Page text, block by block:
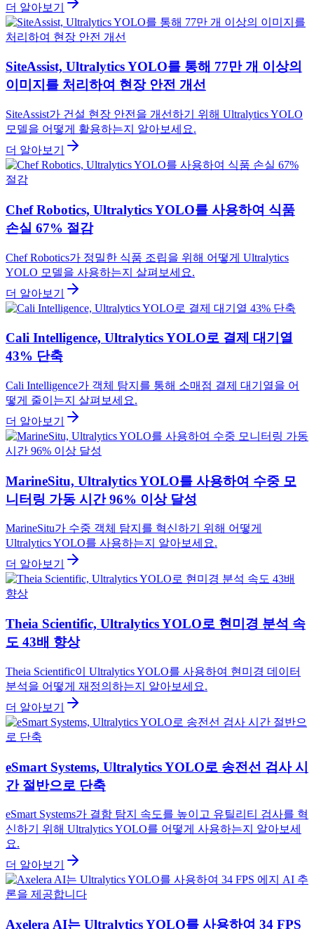
더 알아보기
SiteAssist, Ultralytics YOLO를 통해 77만 개 이상의
이미지를 처리하여 현장 안전 개선
SiteAssist가 건설 현장 안전을 개선하기 위해 Ultralytics YOLO
모델을 어떻게 활용하는지 알아보세요.
더 알아보기
Chef Robotics, Ultralytics YOLO를 사용하여 식품
손실 67% 절감
Chef Robotics가 정밀한 식품 조립을 위해 어떻게 Ultralytics
YOLO 모델을 사용하는지 살펴보세요.
더 알아보기
Cali Intelligence, Ultralytics YOLO로 결제 대기열
43% 단축
Cali Intelligence가 객체 탐지를 통해 소매점 결제 대기열을 어
떻게 줄이는지 살펴보세요.
더 알아보기
MarineSitu, Ultralytics YOLO를 사용하여 수중 모
니터링 가동 시간 96% 이상 달성
MarineSitu가 수중 객체 탐지를 혁신하기 위해 어떻게
Ultralytics YOLO를 사용하는지 알아보세요.
더 알아보기
Theia Scientific, Ultralytics YOLO로 현미경 분석 속
도 43배 향상
Theia Scientific이 Ultralytics YOLO를 사용하여 현미경 데이터
분석을 어떻게 재정의하는지 알아보세요.
더 알아보기
eSmart Systems, Ultralytics YOLO로 송전선 검사 시
간 절반으로 단축
eSmart Systems가 결함 탐지 속도를 높이고 유틸리티 검사를 혁
신하기 위해 Ultralytics YOLO를 어떻게 사용하는지 알아보세
요.
더 알아보기
Axelera AI는 Ultralytics YOLO를 사용하여 34 FPS